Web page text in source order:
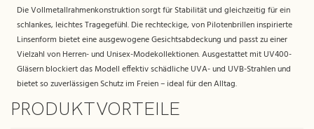
Die Vollmetallrahmenkonstruktion sorgt für Stabilität und gleichzeitig für ein
schlankes, leichtes Tragegefühl. Die rechteckige, von Pilotenbrillen inspirierte
Linsenform bietet eine ausgewogene Gesichtsabdeckung und passt zu einer
Vielzahl von Herren- und Unisex-Modekollektionen. Ausgestattet mit UV400-
Gläsern blockiert das Modell effektiv schädliche UVA- und UVB-Strahlen und
bietet so zuverlässigen Schutz im Freien – ideal für den Alltag.
PRODUKTVORTEILE